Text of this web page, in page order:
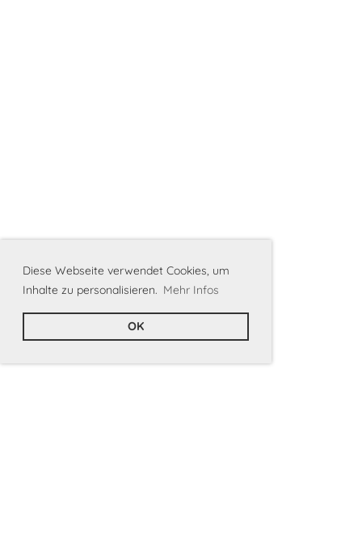
Diese Webseite verwendet Cookies, um
Inhalte zu personalisieren. Mehr Infos
OK